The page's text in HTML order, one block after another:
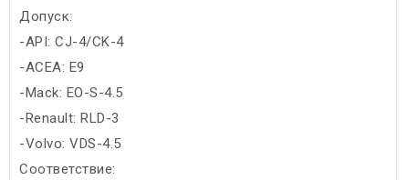
Допуск:
-API: CJ-4/CK-4
-ACEA: E9
-Mack: EO-S-4.5
-Renault: RLD-3
-Volvo: VDS-4.5
Соответствие: